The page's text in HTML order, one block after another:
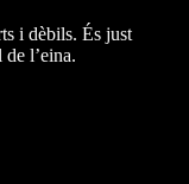
i dèbils. És just
l’eina.